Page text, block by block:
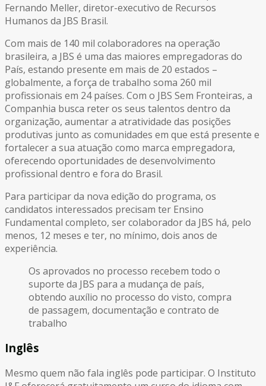
Fernando Meller, diretor-executivo de Recursos
Humanos da JBS Brasil.
Com mais de 140 mil colaboradores na operação
brasileira, a JBS é uma das maiores empregadoras do
País, estando presente em mais de 20 estados –
globalmente, a força de trabalho soma 260 mil
profissionais em 24 países. Com o JBS Sem Fronteiras, a
Companhia busca reter os seus talentos dentro da
organização, aumentar a atratividade das posições
produtivas junto as comunidades em que está presente e
fortalecer a sua atuação como marca empregadora,
oferecendo oportunidades de desenvolvimento
profissional dentro e fora do Brasil.
Para participar da nova edição do programa, os
candidatos interessados precisam ter Ensino
Fundamental completo, ser colaborador da JBS há, pelo
menos, 12 meses e ter, no mínimo, dois anos de
experiência.
Os aprovados no processo recebem todo o
suporte da JBS para a mudança de país,
obtendo auxílio no processo do visto, compra
de passagem, documentação e contrato de
trabalho
Inglês
Mesmo quem não fala inglês pode participar. O Instituto